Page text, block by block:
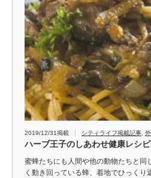
2019/12/31掲載 シティライフ掲載記事
ハーブ王子のしあわせ健康レシピ
蜜蜂たちにも人間や他の動物たちと同
く動き回っている蜂、着地でひっくり